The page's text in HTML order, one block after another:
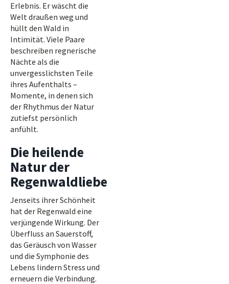
Erlebnis. Er wäscht die
Welt draußen weg und
hüllt den Wald in
Intimität. Viele Paare
beschreiben regnerische
Nächte als die
unvergesslichsten Teile
ihres Aufenthalts –
Momente, in denen sich
der Rhythmus der Natur
zutiefst persönlich
anfühlt.
Die heilende
Natur der
Regenwaldliebe
Jenseits ihrer Schönheit
hat der Regenwald eine
verjüngende Wirkung. Der
Überfluss an Sauerstoff,
das Geräusch von Wasser
und die Symphonie des
Lebens lindern Stress und
erneuern die Verbindung.